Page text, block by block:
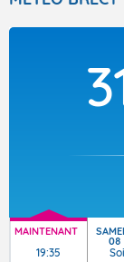
MAINTENANT
19:35
08